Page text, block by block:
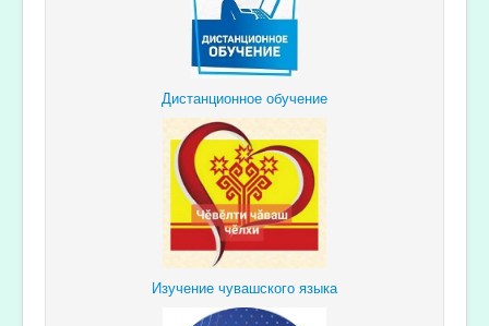
Дистанционное обучение
Изучение чувашского языка